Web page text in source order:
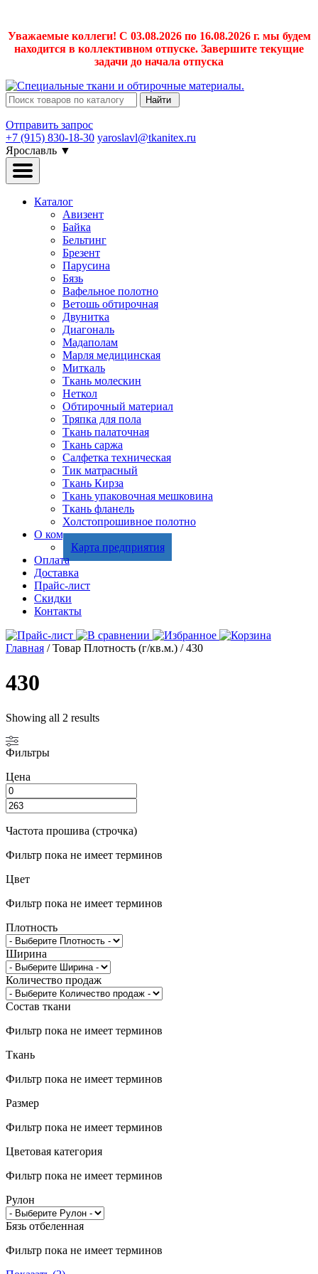
Уважаемые коллеги! С 03.08.2026 по 16.08.2026 г. мы будем
находится в коллективном отпуске. Завершите текущие
задачи до начала отпуска
Найти
Отправить запрос
+7 (915) 830-18-30 yaroslavl@tkanitex.ru
Ярославль ▼
Каталог
Авизент
Байка
Бельтинг
Брезент
Парусина
Бязь
Вафельное полотно
Ветошь обтирочная
Двунитка
Диагональ
Мадаполам
Марля медицинская
Миткаль
Ткань молескин
Неткол
Обтирочный материал
Тряпка для пола
Ткань палаточная
Ткань саржа
Салфетка техническая
Тик матрасный
Ткань Кирза
Ткань упаковочная мешковина
Ткань фланель
Холстопрошивное полотно
О компании
Карта предприятия
Оплата
Доставка
Прайс-лист
Скидки
Контакты
Главная / Товар Плотность (г/кв.м.) / 430
430
Showing all 2 results
Фильтры
Цена
Частота прошива (строчка)
Фильтр пока не имеет терминов
Цвет
Фильтр пока не имеет терминов
Плотность
Ширина
Количество продаж
Состав ткани
Фильтр пока не имеет терминов
Ткань
Фильтр пока не имеет терминов
Размер
Фильтр пока не имеет терминов
Цветовая категория
Фильтр пока не имеет терминов
Рулон
Бязь отбеленная
Фильтр пока не имеет терминов